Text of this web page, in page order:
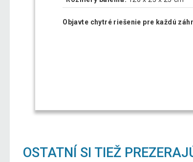
Objavte chytré riešenie pre každú
OSTATNÍ SI TIEŽ